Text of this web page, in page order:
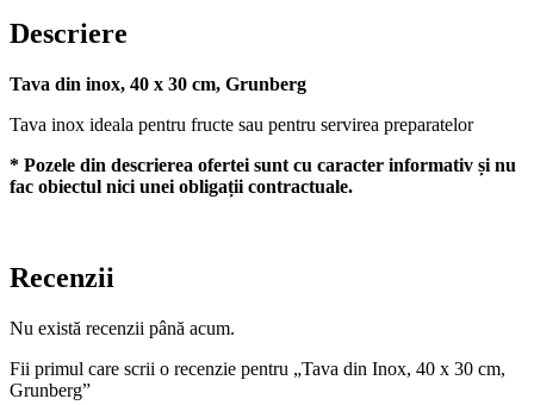
Descriere
Tava din inox, 40 x 30 cm, Grunberg
Tava inox ideala pentru fructe sau pentru servirea preparatelor
* Pozele din descrierea ofertei sunt cu caracter informativ și nu
fac obiectul nici unei obligații contractuale.
Recenzii
Nu există recenzii până acum.
Fii primul care scrii o recenzie pentru „Tava din Inox, 40 x 30 cm,
Grunberg”